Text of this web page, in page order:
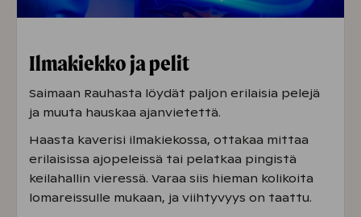
Ilmakiekko ja pelit
Saimaan Rauhasta löydät paljon erilaisia pelejä
ja muuta hauskaa ajanvietettä.
Haasta kaverisi ilmakiekossa, ottakaa mittaa
erilaisissa ajopeleissä tai pelatkaa pingistä
keilahallin vieressä. Varaa siis hieman kolikoita
lomareissulle mukaan, ja viihtyvyys on taattu.